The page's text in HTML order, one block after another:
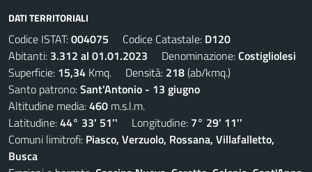
DATI TERRITORIALI
Codice ISTAT:004075 Codice Catastale: D120
Abitanti: 3.312 al 01.01.2023 Denominazione:Costigliolesi
Superficie: 15,34 Kmq. Densità: 218(ab/kmq.)
Santo patrono:Sant'Antonio - 13 giugno
Altitudine media:460 m.s.l.m.
Latitudine:44° 33' 51'' Longitudine: 7° 29' 11''
Comuni limitrofi: Piasco, Verzuolo, Rossana, Villafalletto,
Busca